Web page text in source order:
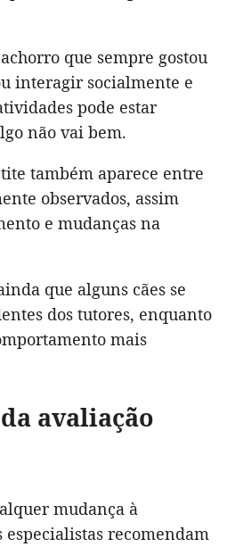
que sempre gostou
interagir socialmente e
pode estar
não vai bem.
também aparece entre
observados, assim
e mudanças na
que alguns cães se
dos tutores, enquanto
mais
avaliação
mudança à
especialistas recomendam